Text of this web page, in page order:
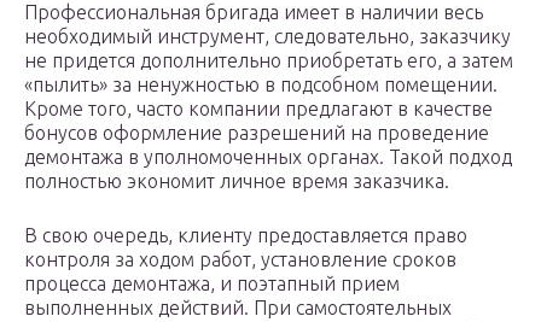
Профессиональная бригада имеет в наличии весь
необходимый инструмент, следовательно, заказчику
не придется дополнительно приобретать его, а затем
«пылить» за ненужностью в подсобном помещении.
Кроме того, часто компании предлагают в качестве
бонусов оформление разрешений на проведение
демонтажа в уполномоченных органах. Такой подход
полностью экономит личное время заказчика.
В свою очередь, клиенту предоставляется право
контроля за ходом работ, установление сроков
процесса демонтажа, и поэтапный прием
выполненных действий. При самостоятельных